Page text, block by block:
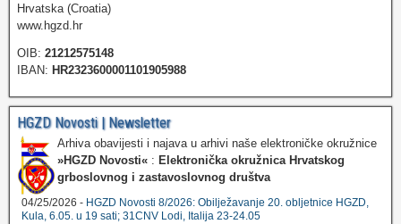
Hrvatska (Croatia)
www.hgzd.hr
OIB: 21212575148
IBAN: HR2323600001101905988
HGZD Novosti | Newsletter
Arhiva obavijesti i najava u arhivi naše elektroničke okružnice
»HGZD Novosti« : Elektronička okružnica Hrvatskog
grboslovnog i zastavoslovnog društva
04/25/2026 - HGZD Novosti 8/2026: Obilježavanje 20. obljetnice HGZD,
Kula, 6.05. u 19 sati; 31CNV Lodi, Italija 23-24.05